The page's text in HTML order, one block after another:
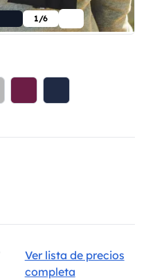
1/6
Ver lista de precios
completa